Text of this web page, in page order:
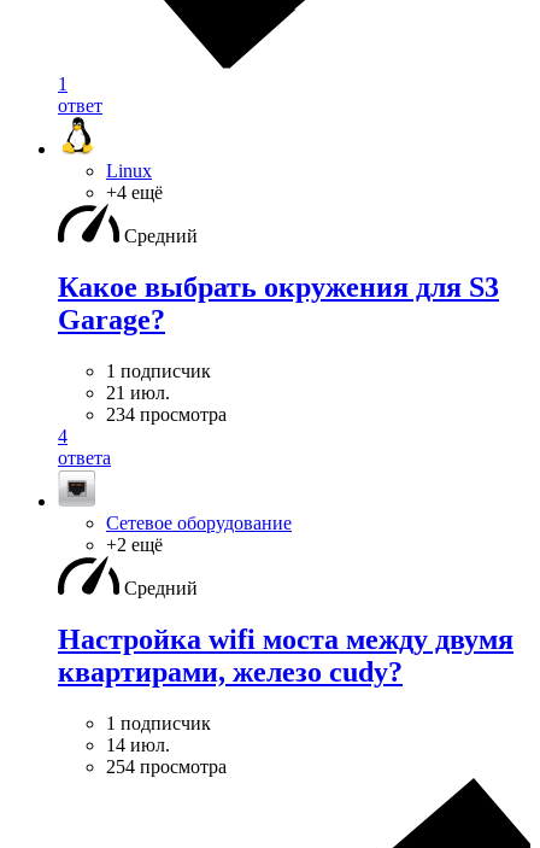
1
ответ
Linux
+4 ещё
Средний
Какое выбрать окружения для S3
Garage?
1 подписчик
21 июл.
234 просмотра
4
ответа
Сетевое оборудование
+2 ещё
Средний
Настройка wifi моста между двумя
квартирами, железо cudy?
1 подписчик
14 июл.
254 просмотра